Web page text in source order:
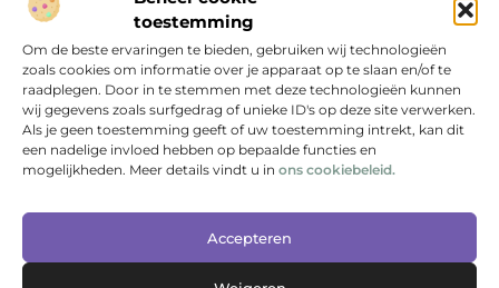
toestemming
Om de beste ervaringen te bieden, gebruiken wij technologieën
zoals cookies om informatie over je apparaat op te slaan en/of te
raadplegen. Door in te stemmen met deze technologieën kunnen
wij gegevens zoals surfgedrag of unieke ID's op deze site verwerken.
Als je geen toestemming geeft of uw toestemming intrekt, kan dit
een nadelige invloed hebben op bepaalde functies en
mogelijkheden. Meer details vindt u in ons cookiebeleid.
Accepteren
Laat je inspireren door diverse content vol slimme adviezen,
verdiepende inzichten en originele invalshoeken. Alles om jou
te helpen met meer helderheid en richting je dag door te
komen.
Main Links
Bericht categorie